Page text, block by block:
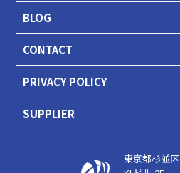
BLOG
CONTACT
PRIVACY POLICY
SUPPLIER
東京都杉並